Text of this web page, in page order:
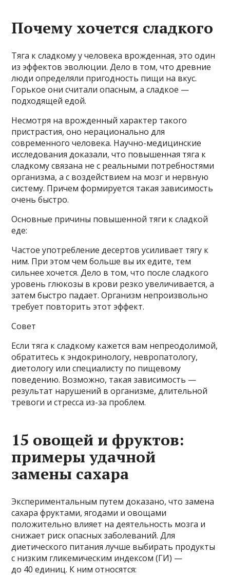
Почему хочется сладкого
Тяга к сладкому у человека врожденная, это один
из эффектов эволюции. Дело в том, что древние
люди определяли пригодность пищи на вкус.
Горькое они считали опасным, а сладкое —
подходящей едой.
Несмотря на врожденный характер такого
пристрастия, оно нерационально для
современного человека. Научно-медицинские
исследования доказали, что повышенная тяга к
сладкому связана не с реальными потребностями
организма, а с воздействием на мозг и нервную
систему. Причем формируется такая зависимость
очень быстро.
Основные причины повышенной тяги к сладкой
еде:
Частое употребление десертов усиливает тягу к
ним. При этом чем больше вы их едите, тем
сильнее хочется. Дело в том, что после сладкого
уровень глюкозы в крови резко увеличивается, а
затем быстро падает. Организм непроизвольно
требует повторить этот эффект.
Совет
Если тяга к сладкому кажется вам непреодолимой,
обратитесь к эндокринологу, невропатологу,
диетологу или специалисту по пищевому
поведению. Возможно, такая зависимость —
результат нарушений в организме, длительной
тревоги и стресса из-за проблем.
15 овощей и фруктов:
примеры удачной
замены сахара
Экспериментальным путем доказано, что замена
сахара фруктами, ягодами и овощами
положительно влияет на деятельность мозга и
снижает риск опасных заболеваний. Для
диетического питания лучше выбирать продукты
с низким гликемическим индексом (ГИ) —
до 40 единиц. К ним относятся: